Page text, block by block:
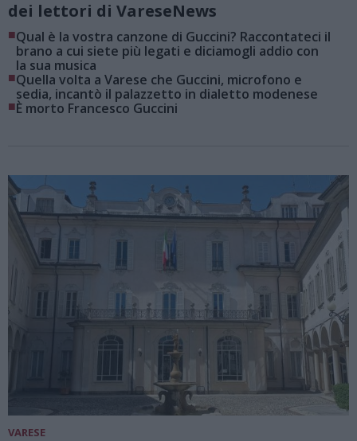
dei lettori di VareseNews
■Qual è la vostra canzone di Guccini? Raccontateci il
brano a cui siete più legati e diciamogli addio con
la sua musica
■Quella volta a Varese che Guccini, microfono e
sedia, incantò il palazzetto in dialetto modenese
■È morto Francesco Guccini
VARESE